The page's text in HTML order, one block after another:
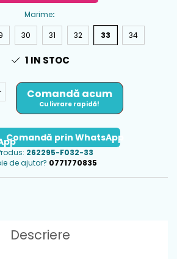
Marime:
30 31 32 33 34
1 IN STOC
Comandă acum
Cu livrare rapidă!
Comandă prin WhatsApp
262295-F032-33
de ajutor? 0771770835
Descriere